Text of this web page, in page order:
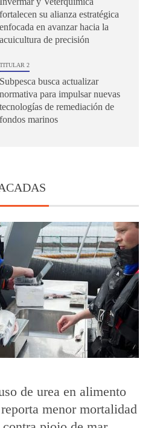
fortalecen su alianza estratégica
enfocada en avanzar hacia la
acuicultura de precisión
TITULAR 2
Subpesca busca actualizar
normativa para impulsar nuevas
tecnologías de remediación de
fondos marinos
de urea en alimento
menor mortalidad